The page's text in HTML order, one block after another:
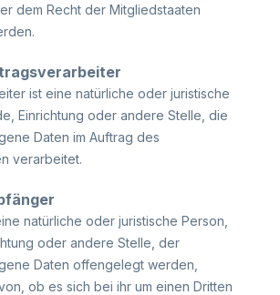
dem Recht der Mitgliedstaaten
ist eine natürliche oder juristische
Einrichtung oder andere Stelle, die
Daten im Auftrag des
verarbeitet.
natürliche oder juristische Person,
oder andere Stelle, der
Daten offengelegt werden,
ob es sich bei ihr um einen Dritten